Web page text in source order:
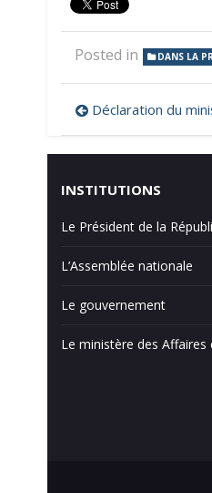
Posted in DANS LA
de
l’article
Déclaration du ministère artsakhiote des Affaires
INSTITUTIONS
Le Président de la
L’Assemblée nationale
Le gouvernement
Le ministère des Affaires